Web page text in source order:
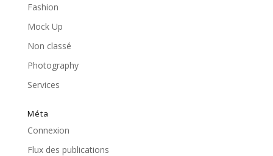
Fashion
Mock Up
Non classé
Photography
Services
Méta
Connexion
Flux des publications